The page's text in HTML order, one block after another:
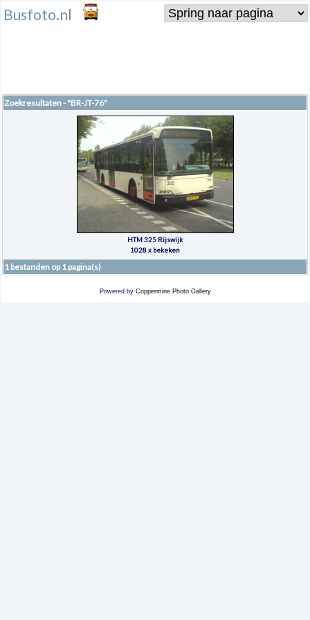
Busfoto.nl
Zoekresultaten - "BR-JT-76"
HTM 325 Rijswijk
1028 x bekeken
1 bestanden op 1 pagina(s)
Powered by Coppermine Photo Gallery